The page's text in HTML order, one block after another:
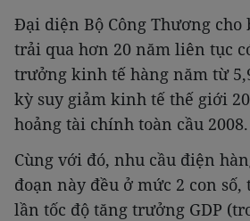
Đại diện Bộ Công Thương cho
trải qua hơn 20 năm liên tục
trưởng kinh tế hàng năm từ
kỳ suy giảm kinh tế thế giới
hoảng tài chính toàn cầu 2008.
Cùng với đó, nhu cầu điện
đoạn này đều ở mức 2 con số,
lần tốc độ tăng trưởng GDP